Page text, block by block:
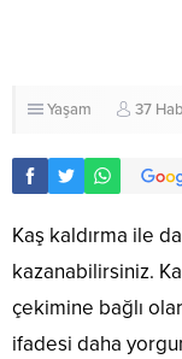
Yaşam 37
Kaş kaldırma ile
kazanabilirsiniz.
çekimine bağlı
ifadesi daha